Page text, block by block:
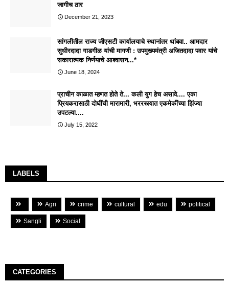
जागीच ठार
December 21, 2023
सांगलीतील राज्य जीएसटी कार्यालयाचे स्थानांतर थांबवा.. आमदार
सुधीरदादा गाडगीळ यांची मागणी : उपमुख्यमंत्री अजितदादा पवार यांचे
सकारात्मक निर्णयाचे आश्वासन...*
June 18, 2024
प्राचीन काळात म्हणत होते ते... कली युग हेच असावे.... एका
प्रियकरासाठी दोघींची मारामारी, भररस्त्यात एकमेकींच्या झिंज्या
उपटल्या....
July 15, 2022
LABELS
Agri crime cultural edu political
Sangli Social
CATEGORIES